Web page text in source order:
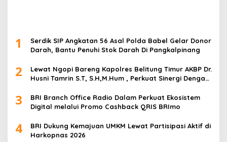
1
Serdik SIP Angkatan 56 Asal Polda Babel Gelar Donor
Darah, Bantu Penuhi Stok Darah Di Pangkalpinang
2
Lewat Ngopi Bareng Kapolres Belitung Timur AKBP Dr.
Husni Tamrin S.T, S.H,M.Hum , Perkuat Sinergi Dengan
3
BRI Branch Office Radio Dalam Perkuat Ekosistem
Digital melalui Promo Cashback QRIS BRImo
4
BRI Dukung Kemajuan UMKM Lewat Partisipasi Aktif di
Harkopnas 2026